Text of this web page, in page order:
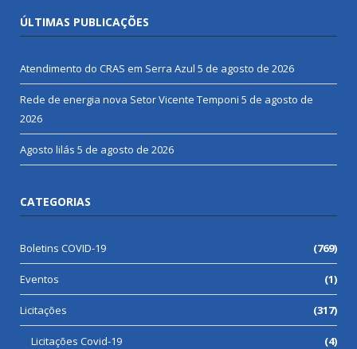
ÚLTIMAS PUBLICAÇÕES
Atendimento do CRAS em Serra Azul 5 de agosto de 2026
Rede de energia nova Setor Vicente Temponi 5 de agosto de
2026
Agosto lilás 5 de agosto de 2026
CATEGORIAS
Boletins COVID-19 (769)
Eventos (1)
Licitações (317)
Licitações Covid-19 (4)